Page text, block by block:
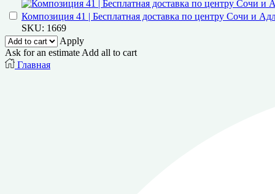
Композиция 41 | Бесплатная доставка по центру Сочи и
SKU: 1669
Apply
Ask for an estimate Add all to cart
Главная